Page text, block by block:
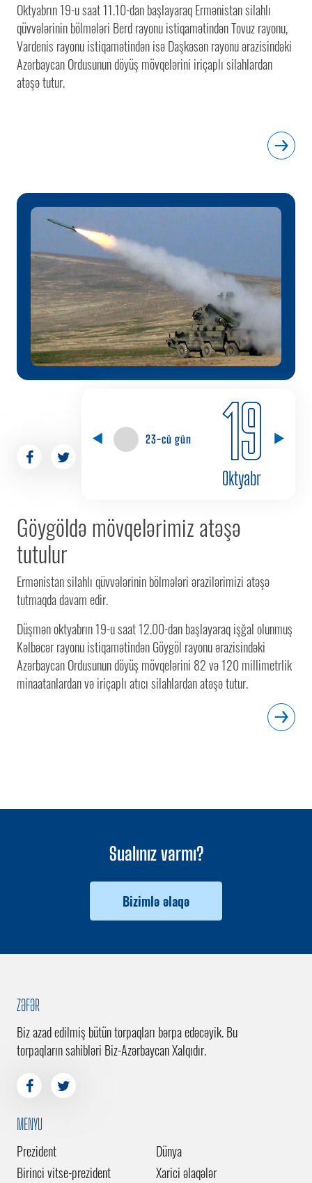
Oktyabrın 19-u saat 11.10-dan başlayaraq Ermənistan silahlı
qüvvələrinin bölmələri Berd rayonu istiqamətindən Tovuz rayonu,
Vardenis rayonu istiqamətindən isə Daşkəsən rayonu ərazisindəki
Azərbaycan Ordusunun döyüş mövqelərini iriçaplı silahlardan
atəşə tutur.
23-cü gün 19
Oktyabr
Göygöldə mövqelərimiz atəşə
tutulur
Ermənistan silahlı qüvvələrinin bölmələri ərazilərimizi atəşə
tutmaqda davam edir.
Düşmən oktyabrın 19-u saat 12.00-dan başlayaraq işğal olunmuş
Kəlbəcər rayonu istiqamətindən Göygöl rayonu ərazisindəki
Azərbaycan Ordusunun döyüş mövqelərini 82 və 120 millimetrlik
minaatanlardan və iriçaplı atıcı silahlardan atəşə tutur.
Sualınız varmı?
Bizimlə əlaqə
ZƏFƏR
Biz azad edilmiş bütün torpaqları bərpa edəcəyik. Bu
torpaqların sahibləri Biz-Azərbaycan Xalqıdır.
MENYU
Prezident
Birinci vitse-prezident
Dünya
Xarici əlaqələr